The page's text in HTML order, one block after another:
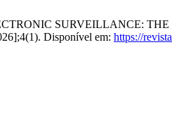
SURVEILLANCE: THE
Disponível em: https://